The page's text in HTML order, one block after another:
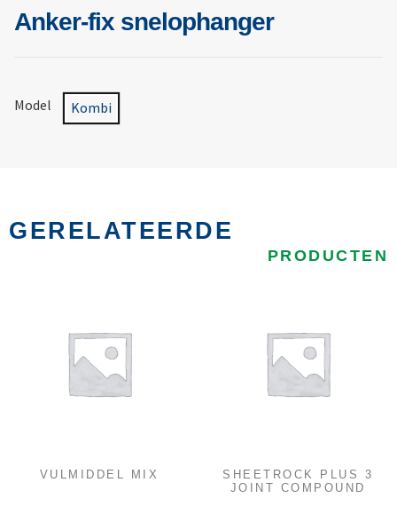
Anker-fix snelophanger
Model Kombi
GERELATEERDE
PRODUCTEN
VULMIDDEL MIX
SHEETROCK PLUS 3
JOINT COMPOUND